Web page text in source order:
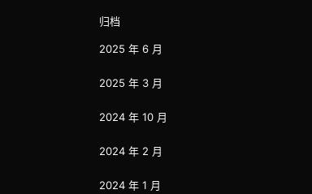
归档
2025 年 6 月
2025 年 3 月
2024 年 10 月
2024 年 2 月
2024 年 1 月